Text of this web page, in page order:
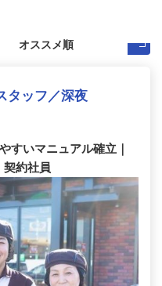
タッフ／深夜
すいマニュアル確立｜
契約社員